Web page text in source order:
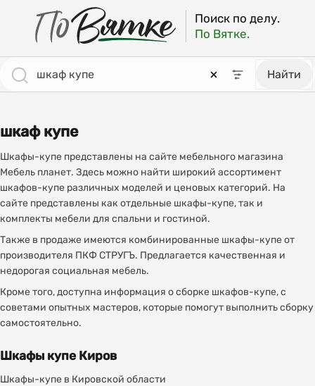
Поиск по делу.
По Вятке.
Найти
шкаф купе
Шкафы-купе представлены на сайте мебельного магазина
Мебель планет. Здесь можно найти широкий ассортимент
шкафов-купе различных моделей и ценовых категорий. На
сайте представлены как отдельные шкафы-купе, так и
комплекты мебели для спальни и гостиной.
Также в продаже имеются комбинированные шкафы-купе от
производителя ПКФ СТРУГЪ. Предлагается качественная и
недорогая социальная мебель.
Кроме того, доступна информация о сборке шкафов-купе, с
советами опытных мастеров, которые помогут выполнить сборку
самостоятельно.
Шкафы купе Киров
Шкафы-купе в Кировской области